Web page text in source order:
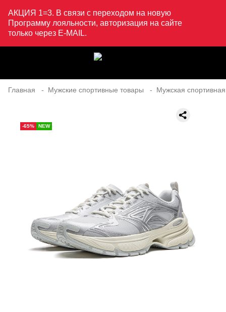
АКЦИЯ 1=3. В связи с переходом на новую
Программу лояльности, авторизация на сайте
только через E-MAIL.
Главная Мужские спортивные товары Мужская
-65% NEW